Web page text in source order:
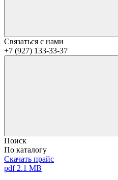
Связаться с нами
+7 (927) 133-33-37
Поиск
По каталогу
Скачать прайс
pdf 2.1 MB